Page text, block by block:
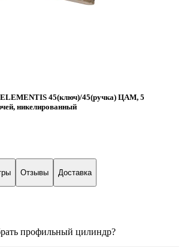
45(ключ)/45(ручка) ЦАМ, 5
никелированный
Отзывы Доставка
профильный цилиндр?